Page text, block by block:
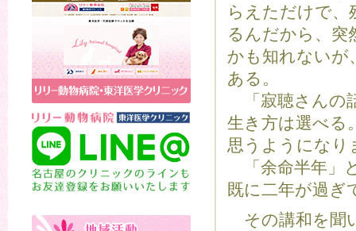
らえただけで、
るんだから、突
かも知れないが
ある。
「寂聴さんの
生き方は選べる
思うようになり
「余命半年」
既に二年が過ぎ
その講和を聞